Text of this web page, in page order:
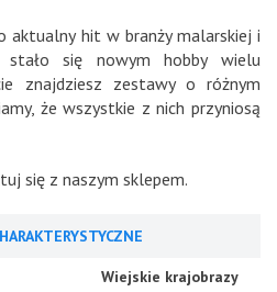
aktualny hit w branży malarskiej i
się nowym hobby wielu
znajdziesz zestawy o różnym
że wszystkie z nich przyniosą
się z naszym sklepem.
Wiejskie krajobrazy